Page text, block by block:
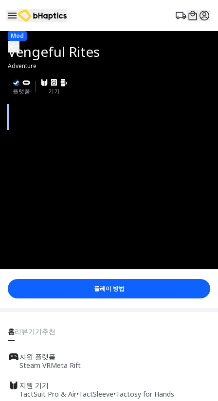
Mod
Vengeful Rites
Adventure
플랫폼 기기
플레이 방법
홈리뷰기기추천
지원 플랫폼
Steam VRMeta Rift
지원 기기
TactSuit Pro & Air•TactSleeve•Tactosy for Hands